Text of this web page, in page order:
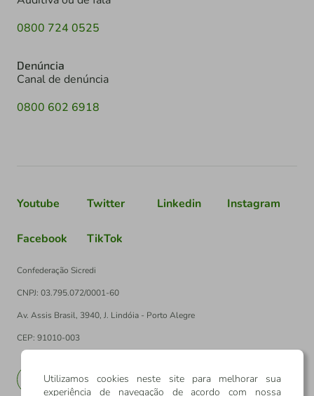
0800 724 0525
Denúncia
Canal de denúncia
0800 602 6918
Youtube Twitter Linkedin Instagram
Facebook TikTok
Confederação Sicredi
CNPJ: 03.795.072/0001-60
Av. Assis Brasil, 3940, J. Lindóia - Porto Alegre
CEP: 91010-003
EN
Utilizamos cookies neste site para melhorar sua
experiência de navegação de acordo com nossa